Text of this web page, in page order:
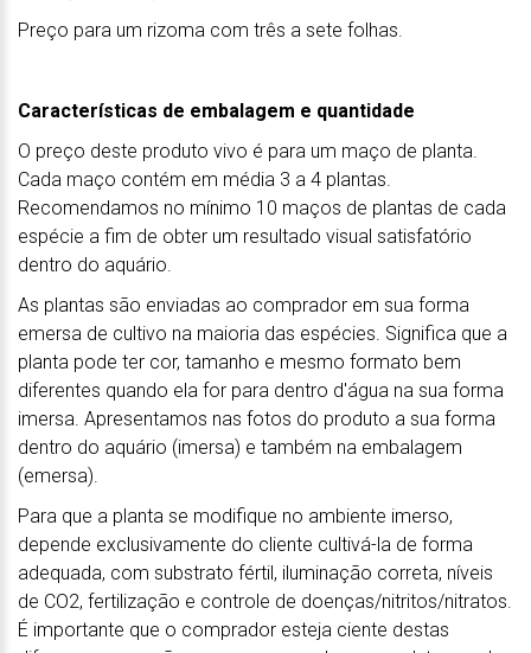
Preço para um rizoma com três a sete folhas.
Características de embalagem e quantidade
O preço deste produto vivo é para um maço de planta.
Cada maço contém em média 3 a 4 plantas.
Recomendamos no mínimo 10 maços de plantas de cada
espécie a fim de obter um resultado visual satisfatório
dentro do aquário.
As plantas são enviadas ao comprador em sua forma
emersa de cultivo na maioria das espécies. Significa que a
planta pode ter cor, tamanho e mesmo formato bem
diferentes quando ela for para dentro d'água na sua forma
imersa. Apresentamos nas fotos do produto a sua forma
dentro do aquário (imersa) e também na embalagem
(emersa).
Para que a planta se modifique no ambiente imerso,
depende exclusivamente do cliente cultivá-la de forma
adequada, com substrato fértil, iluminação correta, níveis
de CO2, fertilização e controle de doenças/nitritos/nitratos.
É importante que o comprador esteja ciente destas